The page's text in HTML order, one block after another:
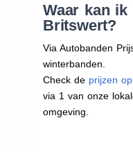
Waar kan ik
Britswert?
Via Autobanden
winterbanden.
Check de prijzen
via 1 van onze
omgeving.